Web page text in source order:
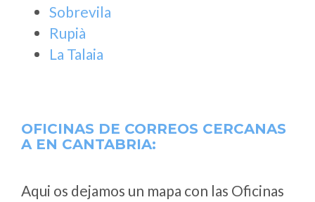
Sobrevila
Rupià
La Talaia
OFICINAS DE CORREOS CERCANAS
A EN CANTABRIA:
Aqui os dejamos un mapa con las Oficinas